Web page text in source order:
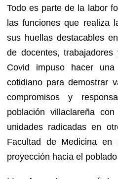
Todo es parte de la labor
las funciones que realiza
sus huellas destacables
de docentes,
Covid impuso hacer
cotidiano para demostrar
compromisos y
población villaclareña
unidades radicadas en
Facultad de Medicina
proyección hacia el